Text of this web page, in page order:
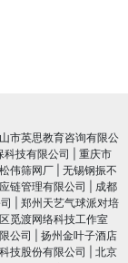
市英思教育咨询有限公
科技有限公司
重庆市
伟筛网厂
无锡钢振不
链管理有限公司
成都
郑州天艺气球派对培
觅渡网络科技工作室
公司
扬州金叶子酒店
技股份有限公司
北京